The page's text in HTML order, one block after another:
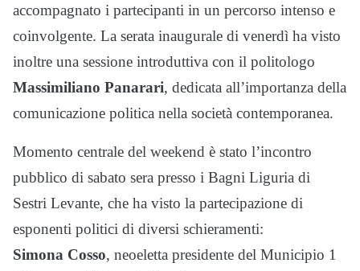
accompagnato i partecipanti in un percorso intenso e
coinvolgente. La serata inaugurale di venerdì ha visto
inoltre una sessione introduttiva con il politologo
Massimiliano Panarari, dedicata all’importanza della
comunicazione politica nella società contemporanea.
Momento centrale del weekend è stato l’incontro
pubblico di sabato sera presso i Bagni Liguria di
Sestri Levante, che ha visto la partecipazione di
esponenti politici di diversi schieramenti:
Simona Cosso, neoeletta presidente del Municipio 1